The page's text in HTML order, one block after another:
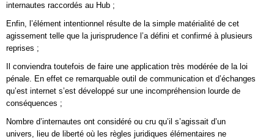
internautes raccordés au Hub ;
Enfin, l’élément intentionnel résulte de la simple matérialité de cet
agissement telle que la jurisprudence l’a défini et confirmé à plusieurs
reprises ;
Il conviendra toutefois de faire une application très modérée de la loi
pénale. En effet ce remarquable outil de communication et d’échanges
qu’est internet s’est développé sur une incompréhension lourde de
conséquences ;
Nombre d’internautes ont considéré ou cru qu’il s’agissait d’un
univers, lieu de liberté où les règles juridiques élémentaires ne